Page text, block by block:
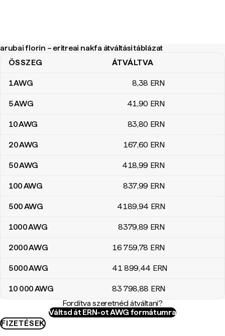
arubai florin – eritreai nakfa átváltási táblázat
arubai florin – eritreai nakfa átváltási táblázat
ÖSSZEG ÁTVÁLTVA
1AWG 8,38 ERN
5AWG 41,90 ERN
10AWG 83,80 ERN
20AWG 167,60 ERN
50AWG 418,99 ERN
100AWG 837,99 ERN
500AWG 4189,94 ERN
1000AWG 8379,89 ERN
2000AWG 16 759,78 ERN
5000AWG 41 899,44 ERN
10 000AWG 83 798,88 ERN
Fordítva szeretnéd átváltani?
Váltsd át ERN-ot AWG formátumra
FIZETÉSEK